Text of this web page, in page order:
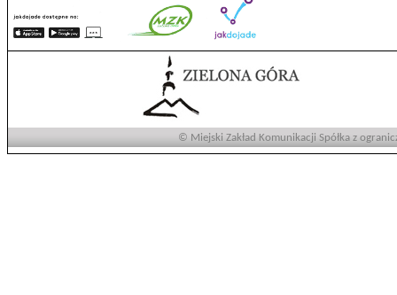
© Miejski Zakład Komunikacji Spółka z